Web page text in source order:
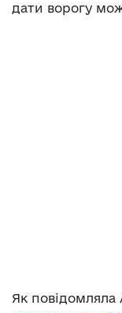
дати ворогу
Як